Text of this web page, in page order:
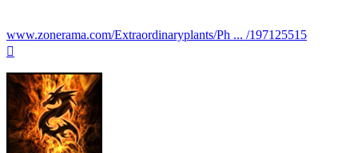
www.zonerama.com/Extraordinaryplants/Ph ... /197125515
началу